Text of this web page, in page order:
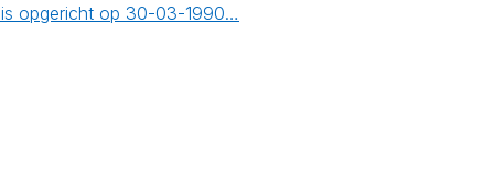
is opgericht op 30-03-1990…